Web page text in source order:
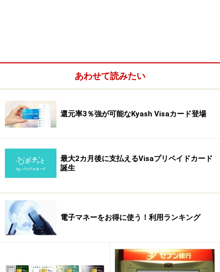
あわせて読みたい
還元率3％強が可能なKyash Visaカード登場
最大2カ月後に支払えるVisaプリペイドカード
誕生
電子マネーをお得に使う！利用ランキング